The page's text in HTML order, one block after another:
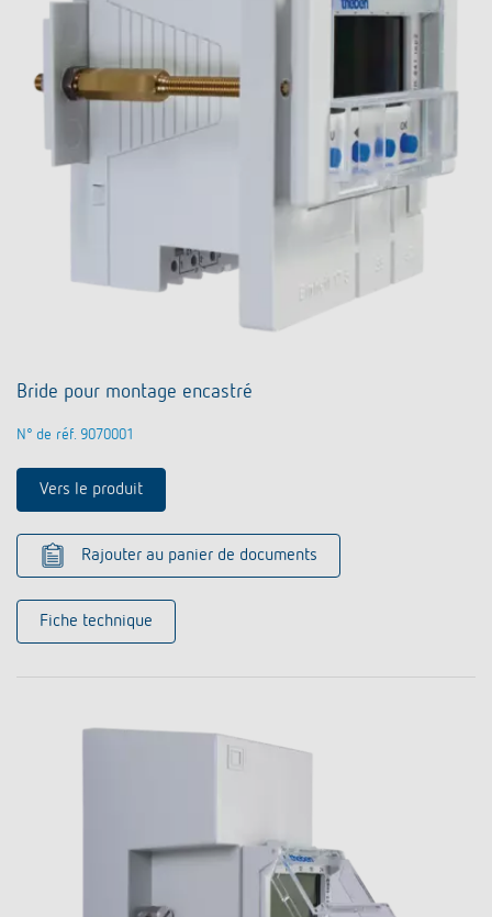
Bride pour montage encastré
N° de réf. 9070001
Vers le produit
Rajouter au panier de documents
Fiche technique